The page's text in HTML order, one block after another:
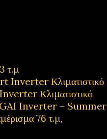
τ.μ
Inverter Κλιματιστικό
Κλιματιστικό
Inverter – Summer
76 τ.μ,